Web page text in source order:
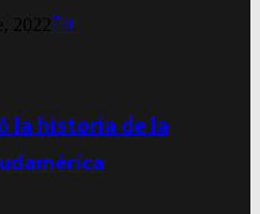
2022 0
la historia de la